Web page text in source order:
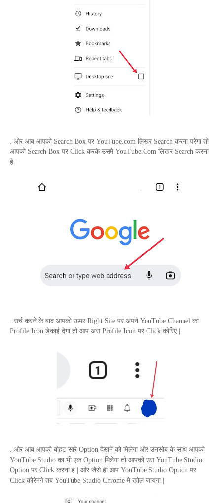
. ओर आब आपको Search Box पर YouTube.com लिखर Search करना परेगा तो
आपको Search Box पर Click करके उसमे YouTube.Com लिखर Search करना
हे |
. सर्च करने के बाद आपको ऊपर Right Site पर अपने YouTube Channel का
Profile Icon डेकाई देगा तो आप अस Profile Icon पर Click कोरिए |
. ओर आब आपको बोहट सारे Option देखने को मिलेगा ओर उनसोब के साथ आपको
YouTube Studio का भी एक Option मिलेगा तो आपको उस YouTube Studio
Option पर Click करना हे | ओर जैसे ही आप YouTube Studio Option पर
Click कोरेनगे तब YouTube Studio Chrome मे खोल जायगा |